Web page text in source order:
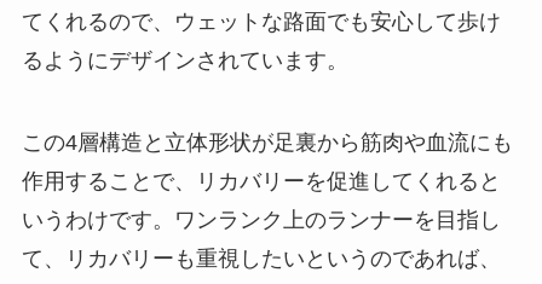
てくれるので、ウェットな路面でも安心して歩け
るようにデザインされています。
この4層構造と立体形状が足裏から筋肉や血流にも
作用することで、リカバリーを促進してくれると
いうわけです。ワンランク上のランナーを目指し
て、リカバリーも重視したいというのであれば、